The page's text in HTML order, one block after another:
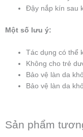
Đậy nắp kín sau
Một số lưu ý:
Tác dụng có thể
Không cho trẻ
Bảo vệ làn da
Bảo vệ làn da
Sản phẩm